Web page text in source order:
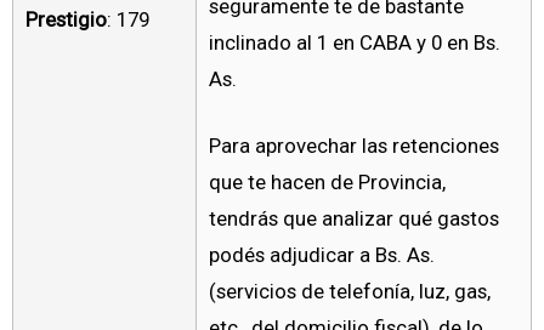
Prestigio: 179
seguramente te de bastante
inclinado al 1 en CABA y 0 en Bs.
As.
Para aprovechar las retenciones
que te hacen de Provincia,
tendrás que analizar qué gastos
podés adjudicar a Bs. As.
(servicios de telefonía, luz, gas,